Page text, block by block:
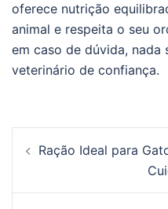
oferece nutrição
animal e respeita o seu
em caso de dúvida, nada
veterinário de confiança.
navigation
Ração Ideal para